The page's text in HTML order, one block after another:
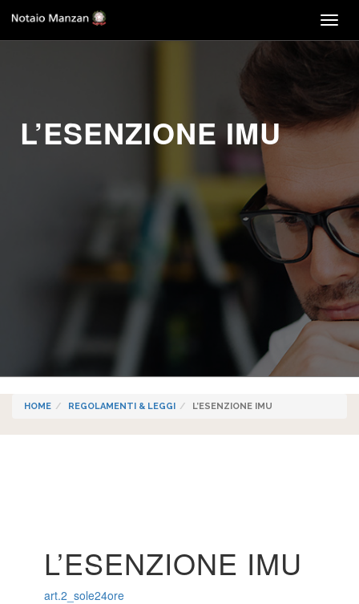
L’ESENZIONE IMU
HOME REGOLAMENTI & LEGGI L’ESENZIONE IMU
L’ESENZIONE IMU
art.2_sole24ore